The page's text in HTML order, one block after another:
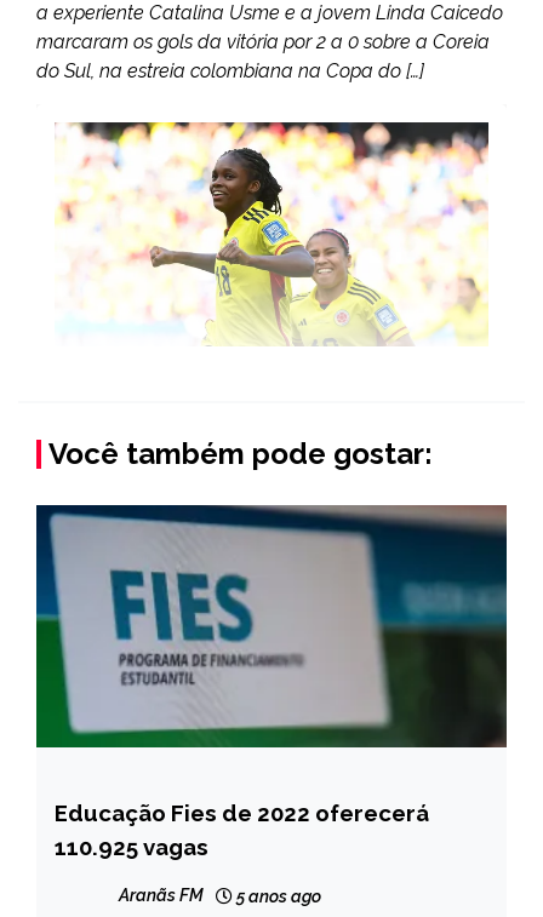
a experiente Catalina Usme e a jovem Linda Caicedo
marcaram os gols da vitória por 2 a 0 sobre a Coreia
do Sul, na estreia colombiana na Copa do […]
Você também pode gostar:
BRASIL
NOTÍCIAS
Educação Fies de 2022 oferecerá
110.925 vagas
Aranãs FM 5 anos ago